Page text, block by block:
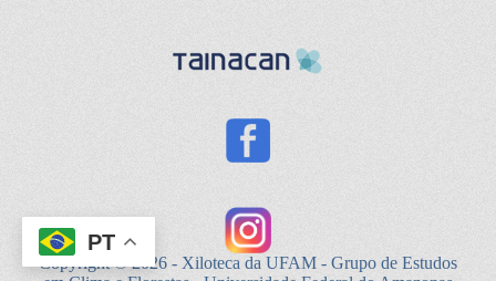
Copyright © 2026 - Xiloteca da UFAM - Grupo de Estudos
PT